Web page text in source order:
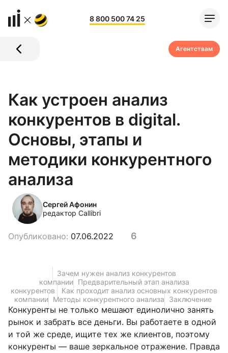
8 800 500 74 25
Агентствам
Как устроен анализ
конкурентов в digital.
Основы, этапы и
методики конкурентного
анализа
Сергей Афонин
редактор Callibri
Опубликовано: 07.06.2022 6
Зачем нужен анализ конкурентов
компании
Предварительный этап анализа
конкурентов
Как проходит анализ основных конкурентов
компании Методы конкурентного анализа Заключение
Конкуренты не только мешают единолично занять
рынок и забрать все деньги. Вы работаете в одной
и той же среде, ищите тех же клиентов, поэтому
конкуренты — ваше зеркальное отражение. Правда